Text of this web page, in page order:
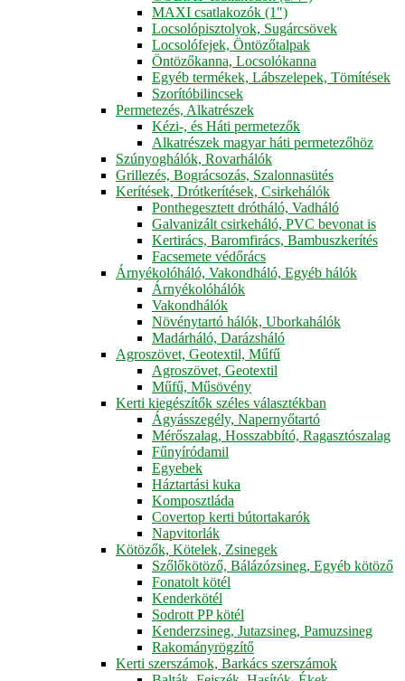
MAXI csatlakozók (1")
Locsolópisztolyok, Sugárcsövek
Locsolófejek, Öntözőtalpak
Öntözőkanna, Locsolókanna
Egyéb termékek, Lábszelepek, Tömítések
Szorítóbilincsek
Permetezés, Alkatrészek
Kézi-, és Háti permetezők
Alkatrészek magyar háti permetezőhöz
Szúnyoghálók, Rovarhálók
Grillezés, Bográcsozás, Szalonnasütés
Kerítések, Drótkerítések, Csirkehálók
Ponthegesztett drótháló, Vadháló
Galvanizált csirkeháló, PVC bevonat is
Kertirács, Baromfirács, Bambuszkerítés
Facsemete védőrács
Árnyékolóháló, Vakondháló, Egyéb hálók
Árnyékolóhálók
Vakondhálók
Növénytartó hálók, Uborkahálók
Madárháló, Darázsháló
Agroszövet, Geotextil, Műfű
Agroszövet, Geotextil
Műfű, Műsövény
Kerti kiegészítők széles választékban
Ágyásszegély, Napernyőtartó
Mérőszalag, Hosszabbító, Ragasztószalag
Fűnyíródamil
Egyebek
Háztartási kuka
Komposztláda
Covertop kerti bútortakarók
Napvitorlák
Kötözők, Kötelek, Zsinegek
Szőlőkötöző, Bálázózsineg, Egyéb kötöző
Fonatolt kötél
Kenderkötél
Sodrott PP kötél
Kenderzsineg, Jutazsineg, Pamuzsineg
Rakományrögzítő
Kerti szerszámok, Barkács szerszámok